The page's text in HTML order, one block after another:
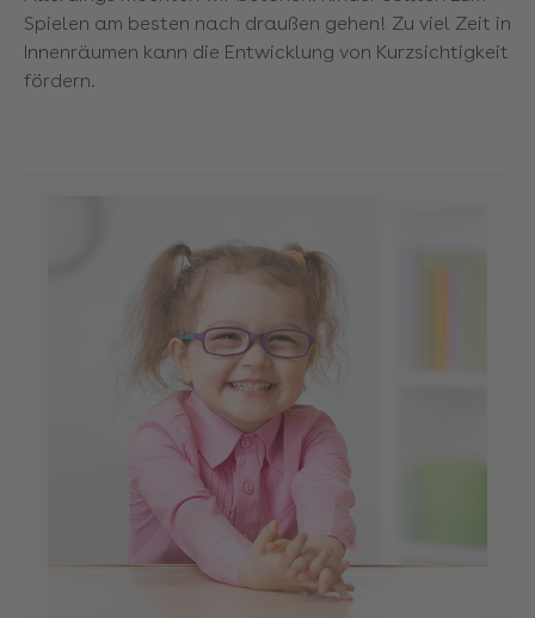
Spielen am besten nach draußen gehen! Zu viel Zeit in
Innenräumen kann die Entwicklung von Kurzsichtigkeit
fördern.